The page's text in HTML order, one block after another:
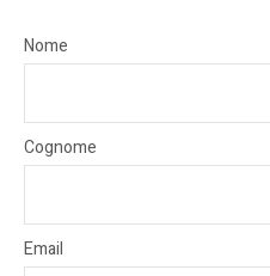
Nome
Cognome
Email